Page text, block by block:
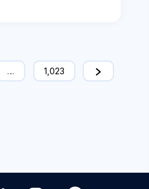
… 1,023